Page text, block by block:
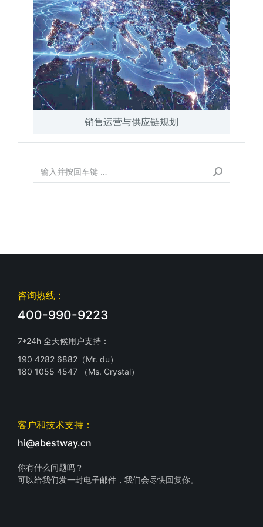
销售运营与供应链规划
咨询热线：
400-990-9223
7*24h 全天候用户支持：
190 4282 6882（Mr. du）
180 1055 4547 （Ms. Crystal）
客户和技术支持：
hi@abestway.cn
你有什么问题吗？
可以给我们发一封电子邮件，我们会尽快回复你。